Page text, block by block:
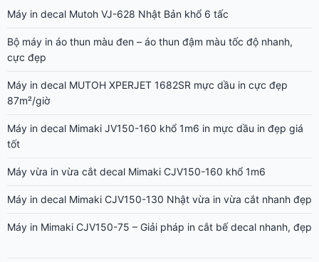
Máy in decal Mutoh VJ-628 Nhật Bản khổ 6 tấc
Bộ máy in áo thun màu đen – áo thun đậm màu tốc độ nhanh,
cực đẹp
Máy in decal MUTOH XPERJET 1682SR mực dầu in cực đẹp
87m²/giờ
Máy in decal Mimaki JV150-160 khổ 1m6 in mực dầu in đẹp giá
tốt
Máy vừa in vừa cắt decal Mimaki CJV150-160 khổ 1m6
Máy in decal Mimaki CJV150-130 Nhật vừa in vừa cắt nhanh đẹp
Máy in Mimaki CJV150-75 – Giải pháp in cắt bế decal nhanh, đẹp